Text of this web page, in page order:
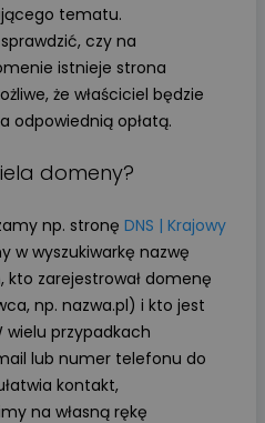
tematu.
czy na
istnieje strona
że właściciel będzie
odpowiednią opłatą.
domeny?
np. stronę DNS | Krajowy
w wyszukiwarkę nazwę
zarejestrował domenę
np. nazwa.pl) i kto jest
przypadkach
lub numer telefonu do
kontakt,
na własną rękę